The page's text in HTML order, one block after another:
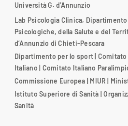
Università G. d’Annunzio
Lab Psicologia Clinica,
Psicologiche, della Salute e del
d’Annunzio di Chieti-Pescara
Dipartimento per lo sport| Comitato
Italiano
Comitato Italiano
Commissione Europea
MIUR
Istituto Superiore di Sanità |
Sanità